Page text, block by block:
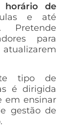
horário de
e até
Pretende
para
tipo de
é dirigida
em ensinar
gestão de